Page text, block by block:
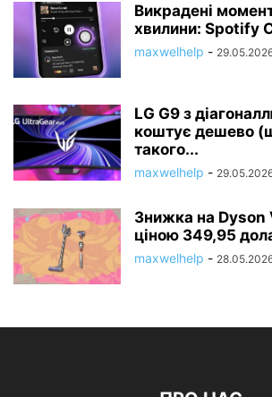
Викрадені
хвилини: Spotify
maxwelhelp -
LG G9 з
коштує дешево
такого...
maxwelhelp -
Знижка на Dyson
ціною 349,95
maxwelhelp -